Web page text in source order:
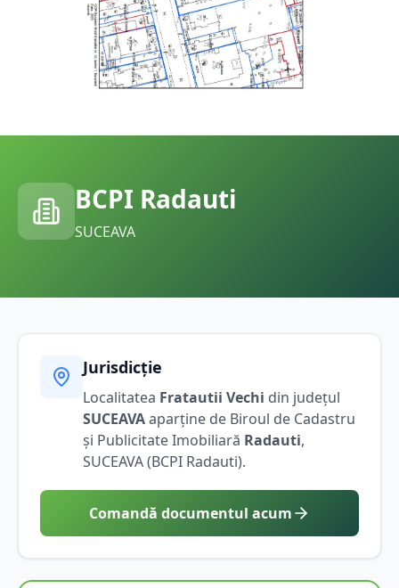
BCPI Radauti
SUCEAVA
Jurisdicție
Localitatea Fratautii Vechi din județul
SUCEAVAaparține de Biroul de Cadastru
și Publicitate Imobiliară Radauti,
SUCEAVA(BCPI Radauti).
Comandă documentul acum